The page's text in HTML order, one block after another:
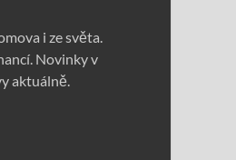
i ze světa.
Novinky v
aktuálně.